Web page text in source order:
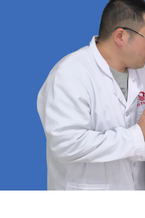
纺织品无氟防水剂
纺织品抗紫外线剂
纺织品紧实型防水剂
纺织品碳八防水剂
纺织品碳六防水剂
纺织品玻尿酸整理剂
纺织品多功能整理剂
纺织品加白软油剂